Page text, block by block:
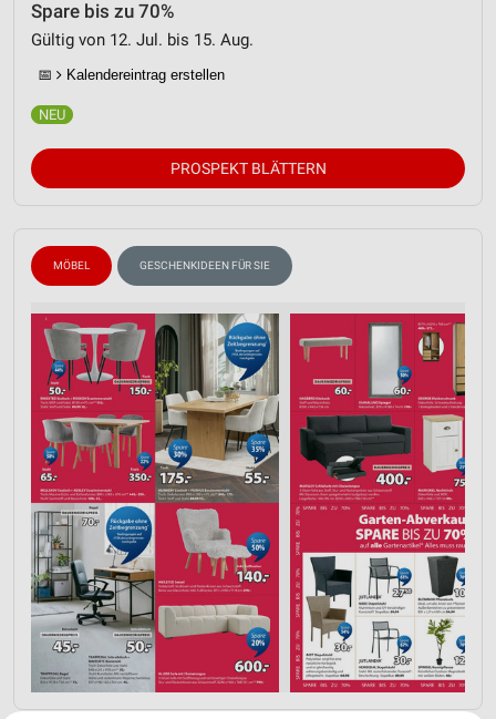
Spare bis zu 70%
Gültig von 12. Jul. bis 15. Aug.
📅 Kalendereintrag erstellen
PROSPEKT BLÄTTERN
MÖBEL GESCHENKIDEEN FÜR SIE